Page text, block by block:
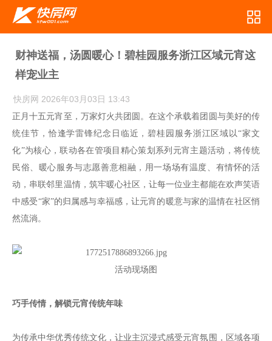
财神送福，汤圆暖心！碧桂园服务浙江区域元宵这
样宠业主
快房网 2026年03月03日 13:43
正月十五元宵至，万家灯火共团圆。在这个承载着团圆与美好的传
统佳节，恰逢学雷锋纪念日临近，碧桂园服务浙江区域以“家文
化”为核心，联动各在管项目精心策划系列元宵主题活动，将传统
民俗、暖心服务与志愿善意相融，用一场场有温度、有情怀的活
动，串联邻里温情，筑牢暖心社区，让每一位业主都能在欢声笑语
中感受“家”的归属感与幸福感，让元宵的暖意与家的温情在社区悄
然流淌。
活动现场图
巧手传情，解锁元宵传统年味
为传承中华优秀传统文化，让业主沉浸式感受元宵氛围，区域各项